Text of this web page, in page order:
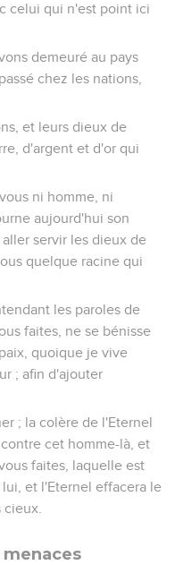
celui qui n'est point ici
demeuré au pays
chez les nations,
et leurs dieux de
d'argent et d'or qui
ni homme, ni
aujourd'hui son
servir les dieux de
quelque racine qui
les paroles de
faites, ne se bénisse
quoique je vive
; afin d'ajouter
; la colère de l'Eternel
cet homme-là, et
faites, laquelle est
et l'Eternel effacera le
menaces